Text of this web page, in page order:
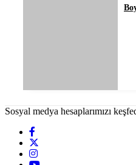
Sosyal medya hesaplarımızı